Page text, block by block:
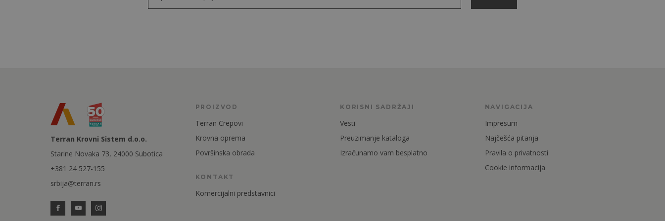
Terran Krovni Sistem d.o.o.
Starine Novaka 73, 24000 Subotica
+381 24 527-155
srbija@terran.rs
PROIZVOD
Terran Crepovi
Krovna oprema
Površinska obrada
KONTAKT
Komercijalni predstavnici
KORISNI SADRŽAJI
Vesti
Preuzimanje kataloga
Izračunamo vam besplatno
NAVIGACIJA
Impresum
Najčešća pitanja
Pravila o privatnosti
Cookie informacija